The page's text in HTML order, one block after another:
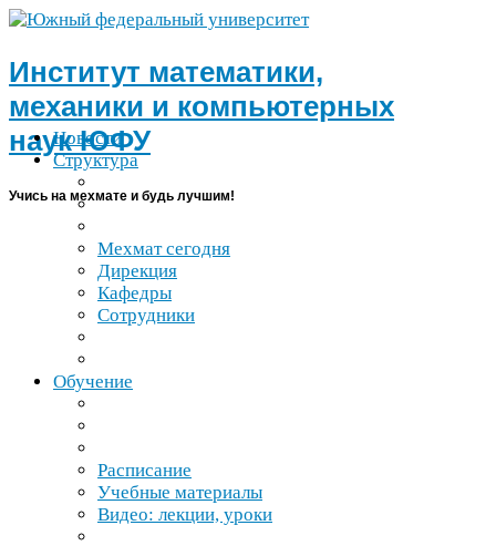
Институт математики,
механики и компьютерных
наукЮФУ
Учись на мехмате и будь лучшим!
Новости
Структура
Мехмат сегодня
Дирекция
Кафедры
Сотрудники
Обучение
Расписание
Учебные материалы
Видео: лекции, уроки